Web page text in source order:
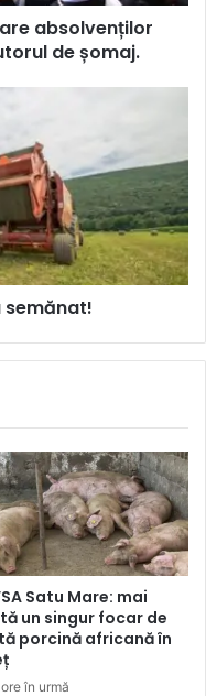
absolvenților
de șomaj.
Satu Mare: mai
un singur focar de
porcină africană în
în urmă